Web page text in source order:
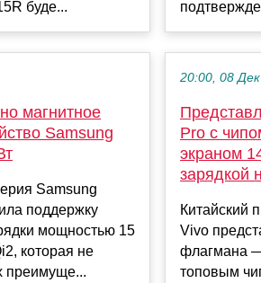
буде...
магнитное
Samsung
Samsung
поддержку
мощностью 15
которая не
преимуще...
20:00, 08 Дек
Pro с
экраном
зарядкой
Китайский
Vivo
флагмана
топовым